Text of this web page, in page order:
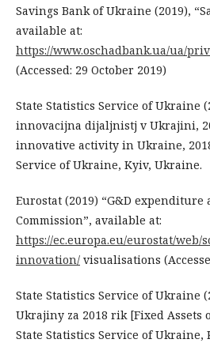
Savings Bank of Ukraine (2019),
available at:
https://www.oschadbank.ua/ua/
(Accessed: 29 October 2019)
State Statistics Service of Ukraine
innovacijna dijaljnistj v Ukrajini,
innovative activity in Ukraine,
Service of Ukraine, Kyiv, Ukraine.
Eurostat (2019) “G&D expenditure
Commission”, available at:
https://ec.europa.eu/eurostat/web/
innovation/ visualisations
State Statistics Service of Ukraine
Ukrajiny za 2018 rik [Fixed Assets
State Statistics Service of Ukraine,